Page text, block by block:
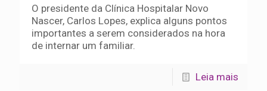
O presidente da Clínica Hospitalar Novo
Nascer, Carlos Lopes, explica alguns pontos
importantes a serem considerados na hora
de internar um familiar.
Leia mais